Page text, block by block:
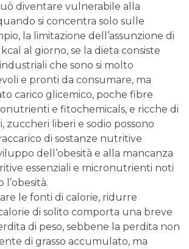
diventare vulnerabile alla
si concentra solo sulle
la limitazione dell’assunzione di
al giorno, se la dieta consiste
che sono si molto
e pronti da consumare, ma
carico glicemico, poche fibre
e fitochemicals, e ricche di
zuccheri liberi e sodio possono
di sostanze nutritive
dell’obesità e alla mancanza
essenziali e micronutrienti noti
le fonti di calorie, ridurre
calorie di solito comporta una breve
di peso, sebbene la perdita non
di grasso accumulato, ma